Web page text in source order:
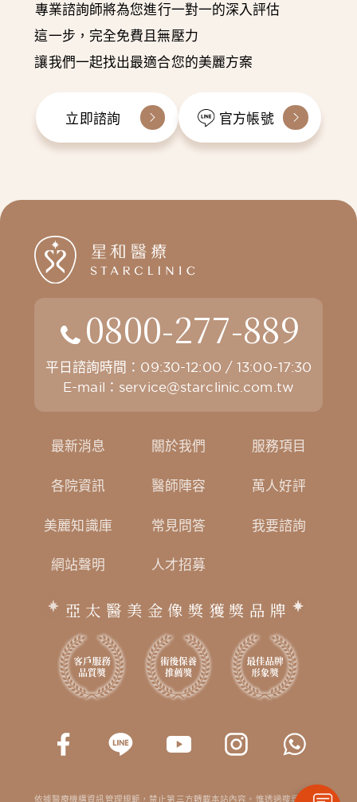
專業諮詢師將為您進行一對一的深入評估
這一步，完全免費且無壓力
讓我們一起找出最適合您的美麗方案
立即諮詢 官方帳號
0800-277-889
平日諮詢時間：09:30-12:00 / 13:00-17:30
E-mail： service@starclinic.com.tw
最新消息 關於我們 服務項目
各院資訊 醫師陣容 萬人好評
美麗知識庫 常見問答 我要諮詢
網站聲明 人才招募
亞太醫美金像獎獲獎品牌
依據醫療機構資訊管理規範，禁止第三方轉載本站內容。惟透過搜尋